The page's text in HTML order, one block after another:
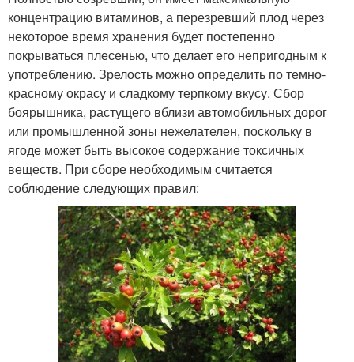
концентрацию витаминов, а перезревший плод через
некоторое время хранения будет постепенно
покрываться плесенью, что делает его непригодным к
употреблению. Зрелость можно определить по темно-
красному окрасу и сладкому терпкому вкусу. Сбор
боярышника, растущего вблизи автомобильных дорог
или промышленной зоны нежелателен, поскольку в
ягоде может быть высокое содержание токсичных
веществ. При сборе необходимым считается
соблюдение следующих правил: